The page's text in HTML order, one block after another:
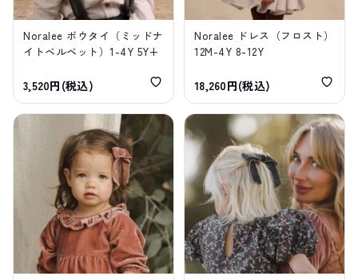
Noralee ボウタイ（ミッドナ
イトベルベット）1-4Y 5Y+
3,520円(税込)
Noralee ドレス（フロスト）
12M-4Y 8-12Y
18,260円(税込)